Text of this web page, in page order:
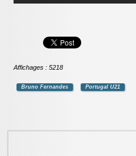
Affichages : 5218
Bruno Fernandes Portugal U21